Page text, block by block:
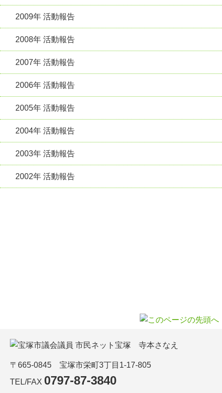
2009年 活動報告
2008年 活動報告
2007年 活動報告
2006年 活動報告
2005年 活動報告
2004年 活動報告
2003年 活動報告
2002年 活動報告
〒665-0845 宝塚市栄町3丁目1-17-805
TEL/FAX 0797-87-3840